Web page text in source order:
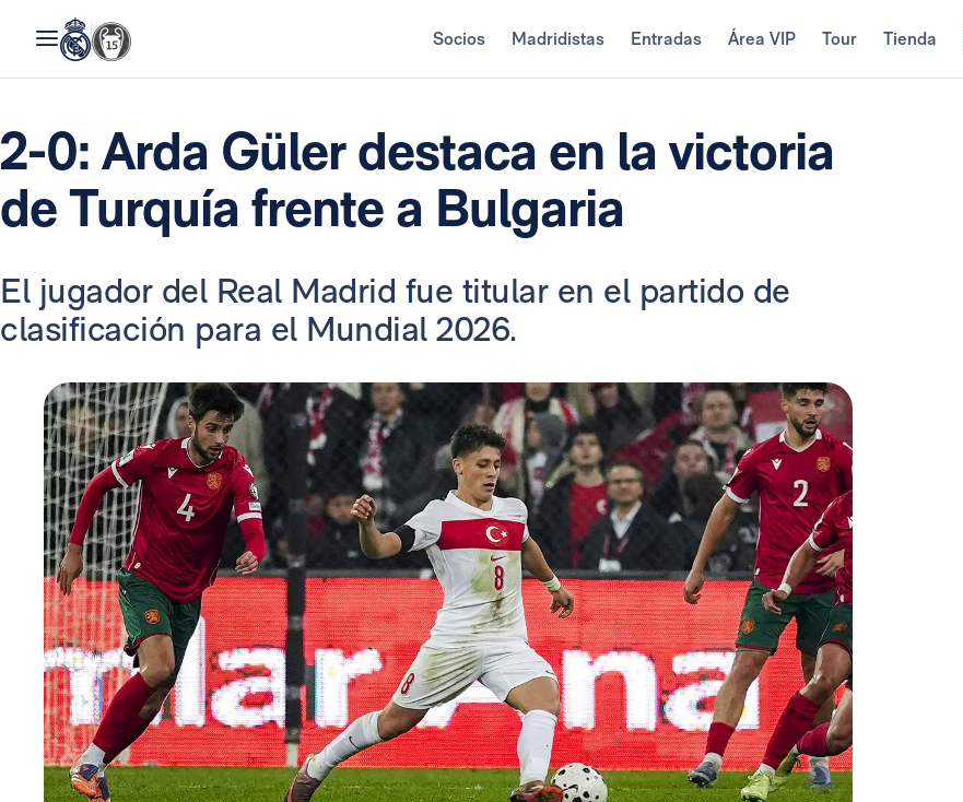
Socios Madridistas Entradas Área VIP Tour Tienda
2-0: Arda Güler destaca en la victoria
de Turquía frente a Bulgaria
El jugador del Real Madrid fue titular en el partido de
clasificación para el Mundial 2026.